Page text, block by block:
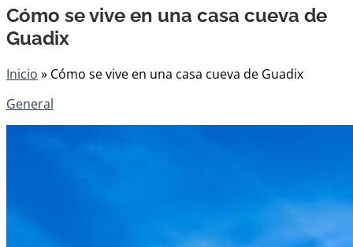
Cómo se vive en una casa cueva de
Guadix
Inicio » Cómo se vive en una casa cueva de Guadix
General